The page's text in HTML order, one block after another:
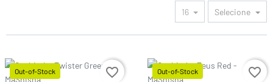
16 Selecione
Out-of-Stock favorite_border Out-of-Stock favorite_border